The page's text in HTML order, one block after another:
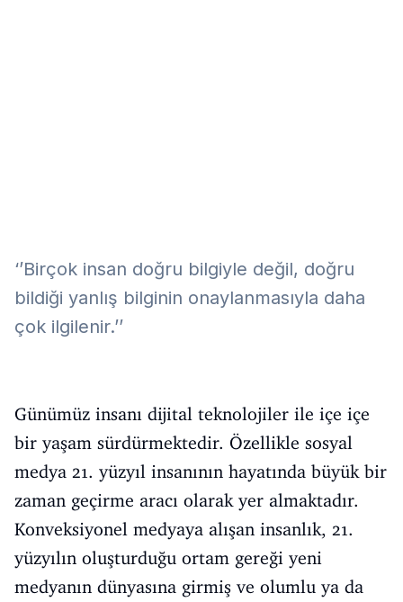
‘’Birçok insan doğru bilgiyle değil, doğru
bildiği yanlış bilginin onaylanmasıyla daha
çok ilgilenir.’’
Günümüz insanı dijital teknolojiler ile içe içe
bir yaşam sürdürmektedir. Özellikle sosyal
medya 21. yüzyıl insanının hayatında büyük bir
zaman geçirme aracı olarak yer almaktadır.
Konveksiyonel medyaya alışan insanlık, 21.
yüzyılın oluşturduğu ortam gereği yeni
medyanın dünyasına girmiş ve olumlu ya da